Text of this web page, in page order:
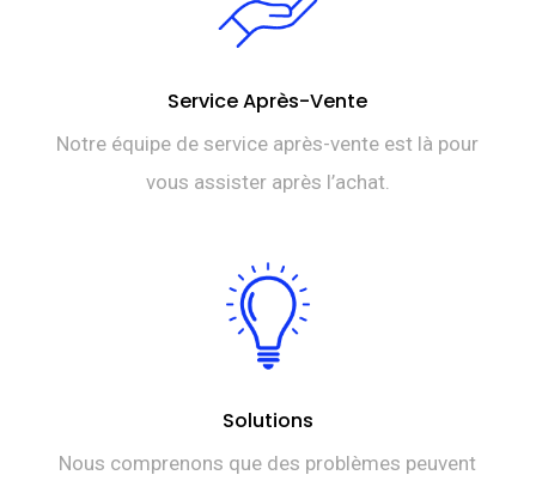
Service Après-Vente
Notre équipe de service après-vente est là pour
vous assister après l’achat.
Solutions
Nous comprenons que des problèmes peuvent